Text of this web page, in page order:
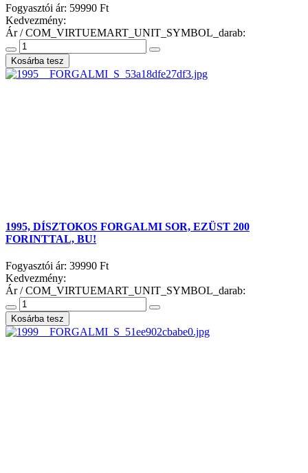
Fogyasztói ár: 59990 Ft
Kedvezmény:
Ár / COM_VIRTUEMART_UNIT_SYMBOL_darab:
1995, DÍSZTOKOS FORGALMI SOR, EZÜST 200
FORINTTAL, BU!
Fogyasztói ár: 39990 Ft
Kedvezmény:
Ár / COM_VIRTUEMART_UNIT_SYMBOL_darab: